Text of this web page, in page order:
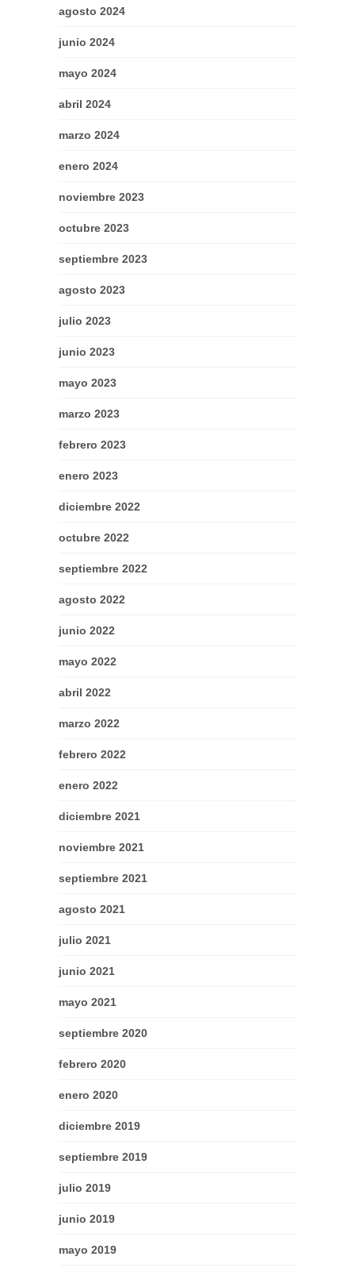
agosto 2024
junio 2024
mayo 2024
abril 2024
marzo 2024
enero 2024
noviembre 2023
octubre 2023
septiembre 2023
agosto 2023
julio 2023
junio 2023
mayo 2023
marzo 2023
febrero 2023
enero 2023
diciembre 2022
octubre 2022
septiembre 2022
agosto 2022
junio 2022
mayo 2022
abril 2022
marzo 2022
febrero 2022
enero 2022
diciembre 2021
noviembre 2021
septiembre 2021
agosto 2021
julio 2021
junio 2021
mayo 2021
septiembre 2020
febrero 2020
enero 2020
diciembre 2019
septiembre 2019
julio 2019
junio 2019
mayo 2019